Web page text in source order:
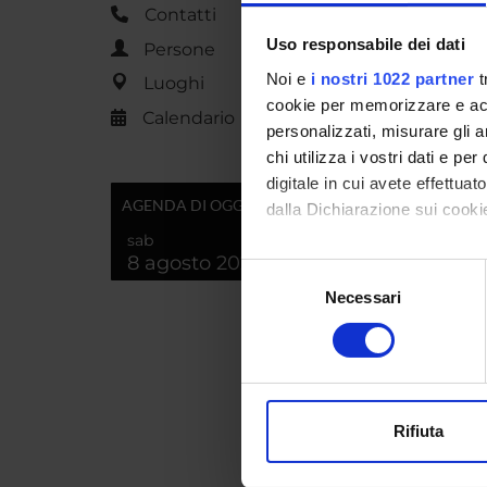
Uso responsabile dei dati
Noi e i nostri 1022 partner
cookie per memorizzare e
personalizzati, misurare gli
chi utilizza i vostri dati e per
digitale in cui avete
dalla Dichiarazione sui
Con il tuo consenso,
raccogliere
digitali).
modificare o ritirare il tuo
Necessari
Rifiuta
Contatti
Persone
Luoghi
Calendario
AGENDA DI OGGI
sab
8 agosto 2026
Lucia
Enrica